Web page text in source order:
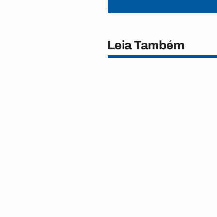
Leia Também